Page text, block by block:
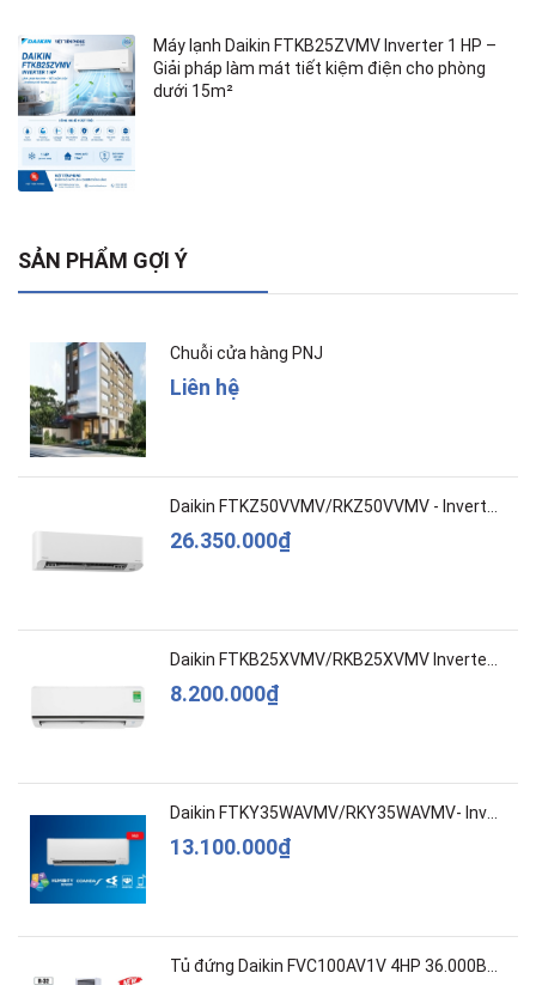
Máy lạnh Daikin FTKB25ZVMV Inverter 1 HP –
Giải pháp làm mát tiết kiệm điện cho phòng
dưới 15m²
SẢN PHẨM GỢI Ý
Chuỗi cửa hàng PNJ
Liên hệ
26.350.000₫
8.200.000₫
13.100.000₫